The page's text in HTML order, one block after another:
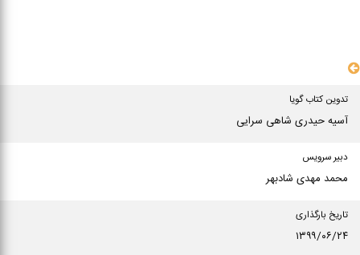
تدوین کتاب گویا
آسیه حیدری شاهی سرایی
دبیر سرویس
محمد مهدی شادبهر
تاریخ بارگذاری
۱۳۹۹/۰۶/۲۴